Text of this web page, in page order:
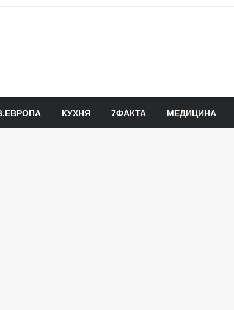
КУХНЯ 7ФАКТА МЕДИЦИНА